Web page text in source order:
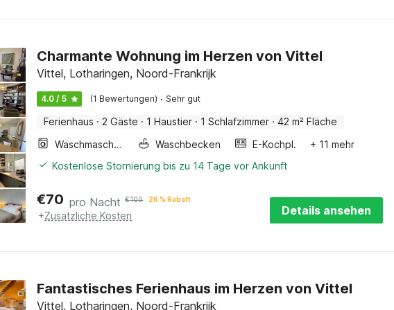
Charmante Wohnung im Herzen von Vittel
Vittel, Lotharingen, Noord-Frankrijk
4.0 / 5 (1 Bewertungen) · Sehr gut
Ferienhaus · 2 Gäste · 1 Haustier · 1 Schlafzimmer · 42 m² Fläche
Waschmaschine
Waschbecken E-Kochpl.
+ 11 mehr
Kostenlose Stornierung bis zu 14 Tage vor Ankunft
€70 pro Nacht €100 26 % Rabatt
+Zusätzliche Kosten Details ansehen
Fantastisches Ferienhaus im Herzen von Vittel
Vittel, Lotharingen, Noord-Frankrijk